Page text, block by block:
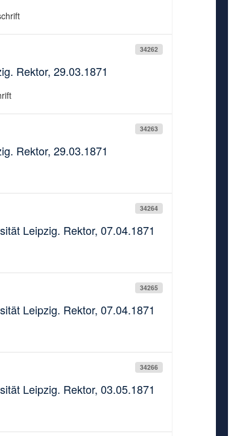
34262
Rektor, 29.03.1871
34263
Rektor, 29.03.1871
34264
Leipzig. Rektor, 07.04.1871
34265
Leipzig. Rektor, 07.04.1871
34266
Leipzig. Rektor, 03.05.1871